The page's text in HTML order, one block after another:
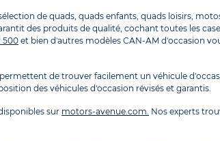
de quads, quads enfants, quads loisirs,
des produits de qualité, cochant toutes les
500et bien d'autres modèles CAN-AM d'occasion
de trouver facilement un véhicule
des véhicules d'occasion révisés et garantis.
sur motors-avenue.com. Nos experts